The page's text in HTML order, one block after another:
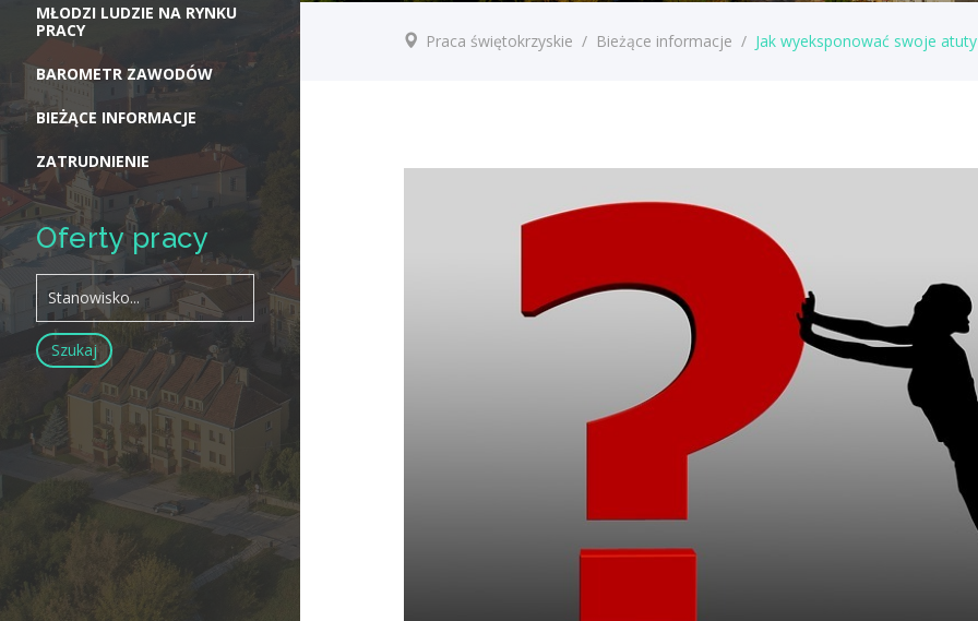
MŁODZI LUDZIE NA RYNKU
PRACY
BAROMETR ZAWODÓW
BIEŻĄCE INFORMACJE
ZATRUDNIENIE
Oferty pracy
Praca świętokrzyskie / Bieżące informacje / Jak wyeksponować swoje atuty